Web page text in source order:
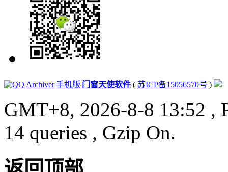
|Archiver|手机版|门窗天使软件 ( 苏ICP备15056570号 )
GMT+8, 2026-8-8 13:52 ,
14 queries , Gzip On.